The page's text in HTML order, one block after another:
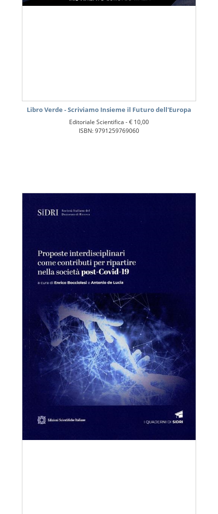
Libro Verde - Scriviamo Insieme il Futuro dell'Europa
Editoriale Scientifica -€ 10,00
ISBN: 9791259769060